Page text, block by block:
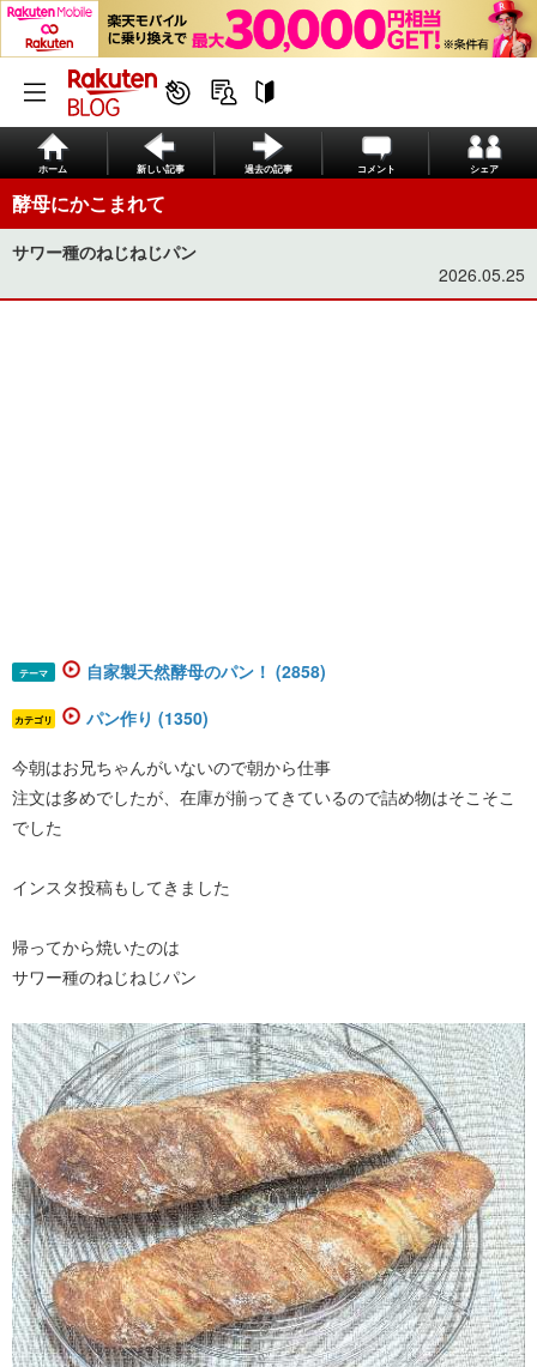
ホーム 新しい記事 過去の記事 コメント シェア
酵母にかこまれて
サワー種のねじねじパン
2026.05.25
テーマ 自家製天然酵母のパン！ (2858)
カテゴリ パン作り (1350)
今朝はお兄ちゃんがいないので朝から仕事
注文は多めでしたが、在庫が揃ってきているので詰め物はそこそこ
でした
インスタ投稿もしてきました
帰ってから焼いたのは
サワー種のねじねじパン